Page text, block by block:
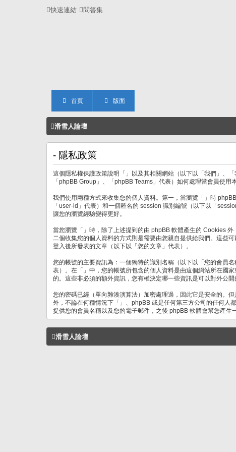
快速連結 問答集
首頁 版面
滑雪人論壇
- 隱私政策
這個隱私權保護政策說明「」以及其相關網站（以下以「我們」、
「phpBB Group」、「phpBB Teams」代表）如何處理當會員使
我們使用兩種方式來收集您的個人資料。第一，當瀏覽「」時
「user-id」代表）和一個匿名的 session 識別編號（以下以「
讓您的瀏覽經驗變得更好。
當您瀏覽「」時，除了上述提到的由 phpBB 軟體產生的 Cookies
二個收集您的個人資料的方式則是需要由您親自提供給我們。這些
登入後所發表的文章（以下以「您的文章」代表）。
您的帳號的主要資訊為：一個獨特的識別名稱（以下以「您的會員
表）。在「」中，您的帳號所包含的個人資料是由這個網站所在國
的。這些非必須的額外資訊，您有權決定哪一些資訊是可以對外公
您的密碼已經（單向雜湊演算法）加密處理過，因此它是安全的。
外，不論在何種情況下「」、phpBB 或是任何第三方公司的任何人
提供您的會員名稱以及您的電子郵件，之後 phpBB 軟體會幫您產生
滑雪人論壇